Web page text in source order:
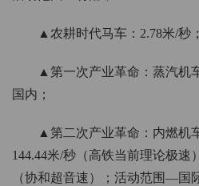
▲农耕时代马车：2.78米/秒
▲第一次产业革命：蒸汽机
国内；
▲第二次产业革命：内燃机
144.44米/秒（高铁当前理论极速
（协和超音速）；活动范围—国